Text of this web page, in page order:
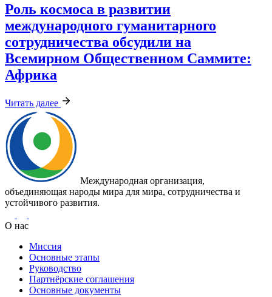
Роль космоса в развитии
международного гуманитарного
сотрудничества обсудили на
Всемирном Общественном Саммите:
Африка
Читать далее
Международная организация,
объединяющая народы мира для мира, сотрудничества и
устойчивого развития.
О нас
Миссия
Основные этапы
Руководство
Партнёрские соглашения
Основные документы